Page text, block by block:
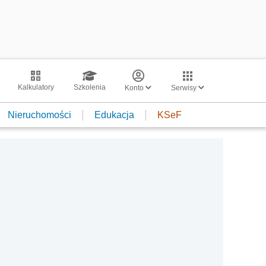
Kalkulatory Szkolenia Konto Serwisy
Nieruchomości Edukacja KSeF